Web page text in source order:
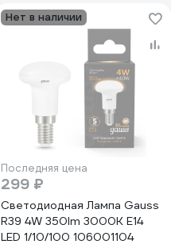
Нет в наличии
Последняя цена
299 ₽
Светодиодная Лампа Gauss
R39 4W 350lm 3000K Е14
LED 1/10/100 106001104